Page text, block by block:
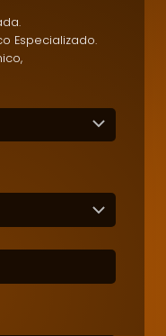
Especializado.